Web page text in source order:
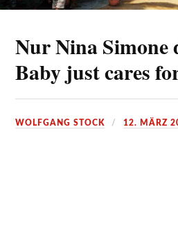
Nur Nina
Baby just cares
WOLFGANG STOCK 12. MÄRZ